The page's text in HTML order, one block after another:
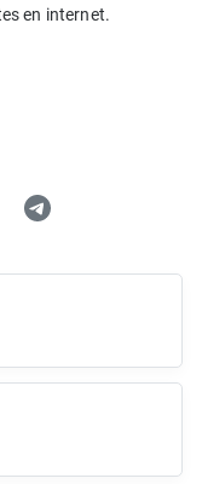
en internet.